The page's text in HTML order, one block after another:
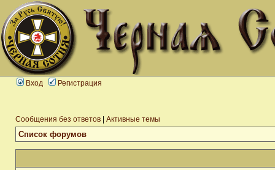
Вход Регистрация
Сообщения без ответов Активные темы
Список форумов